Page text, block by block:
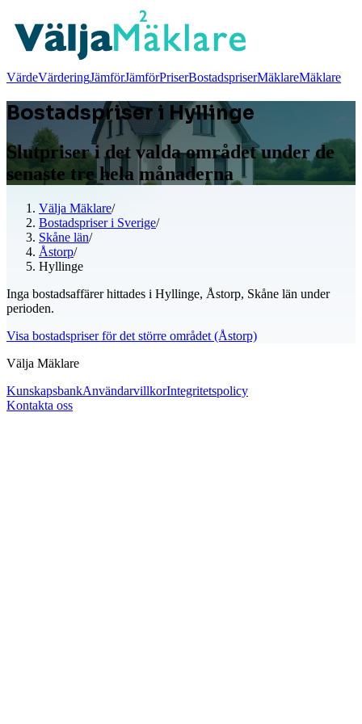
VärdeVärderingJämförJämförPriserBostadspriserMäklareMäklare
Bostadspriser i Hyllinge
Slutpriser i det valda området under de
senaste tre hela månaderna
Välja Mäklare/
Bostadspriser i Sverige/
Skåne län/
Åstorp/
Hyllinge
Inga bostadsaffärer hittades i Hyllinge, Åstorp, Skåne län under
perioden.
Visa bostadspriser för det större området (Åstorp)
Välja Mäklare
KunskapsbankAnvändarvillkorIntegritetspolicy
Kontakta oss